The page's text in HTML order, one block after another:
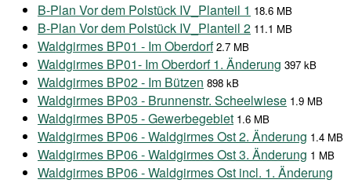
B-Plan Vor dem Polstück IV_Planteil 1 18.6 MB
B-Plan Vor dem Polstück IV_Planteil 2 11.1 MB
Waldgirmes BP01 - Im Oberdorf 2.7 MB
Waldgirmes BP01- Im Oberdorf 1. Änderung 397 kB
Waldgirmes BP02 - Im Bützen 898 kB
Waldgirmes BP03 - Brunnenstr. Scheelwiese 1.9 MB
Waldgirmes BP05 - Gewerbegebiet 1.6 MB
Waldgirmes BP06 - Waldgirmes Ost 2. Änderung 1.4 MB
Waldgirmes BP06 - Waldgirmes Ost 3. Änderung 1 MB
Waldgirmes BP06 - Waldgirmes Ost incl. 1. Änderung